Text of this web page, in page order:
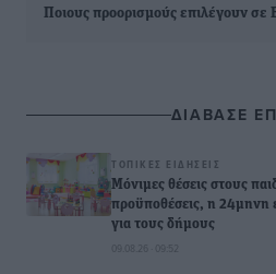
Ποιους προορισμούς επιλέγουν σε
ΔΙΑΒΑΣΕ
ΤΟΠΙΚΈΣ ΕΙΔΉΣΕΙΣ
Μόνιμες θέσεις στους
προϋποθέσεις, η 24μηνη
για τους δήμους
09.08.26 · 09:52